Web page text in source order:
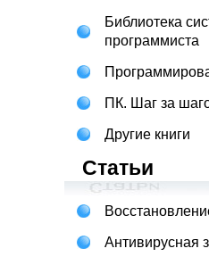
Библиотека
программиста
ПК. Шаг за
Другие книги
Статьи
Антивирусная